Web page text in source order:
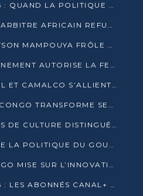
COUPE DU MONDE 2026 : QUAND LA POLITIQUE MENACE L’UNIVERSALITÉ DU FOOTBALL
COUPE DU MONDE : UN ARBITRE AFRICAIN REFUSÉ À L’ENTRÉE DES ÉTATS-UNIS
LE DÉPUTÉ HELLOT MATSON MAMPOUYA FRÔLE LA MORT LORS D’UNE EMBUSCADE DZNS LE POOL
FOOTBALL : LE GOUVERNEMENT AUTORISE LA FECOFOOT À OCCUPER LES COMPLEXES SPORTIFS
CAMEROUN : L’ÉTAT, AGL ET CAMALCO S’ALLIENT POUR UN MÉGA-PROJET FERROVIAIRE
ENVIRONNEMENT : AGL CONGO TRANSFORME SES DÉCHETS EN OUTILS DE FORMATION
DES HOMMES ET FEMMES DE CULTURE DISTINGUÉS POUR LEUR ENGAGEMENT PAR BANTOU CULTURE
MATHIAS DZON CRITIQUE LA POLITIQUE DU GOUVERNEMENT ET ALERTE SUR LA DETTE DU CONGO
OSIANE 2026 : MTN CONGO MISE SUR L’INNOVATION POUR RELEVER LES DÉFIS AFRICAINS
COUPE DU MONDE 2026 : LES ABONNÉS CANAL+ AU CONGO DÉÇUS À QUELQUES JOURS DU COUP D’ENVOI